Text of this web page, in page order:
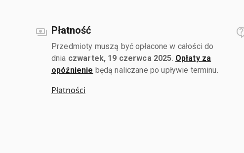
Płatność
Przedmioty muszą być opłacone w całości do
dnia czwartek, 19 czerwca 2025 Opłaty za
opóźnienie będą naliczane po upływie terminu.
Płatności